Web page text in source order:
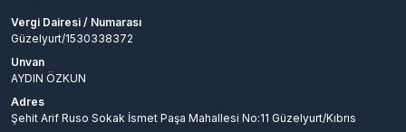
Vergi Dairesi / Numarası
Güzelyurt/1530338372
Unvan
AYDIN ÖZKUN
Adres
Şehit Arif Ruso Sokak İsmet Paşa Mahallesi No:11 Güzelyurt/Kıbrıs